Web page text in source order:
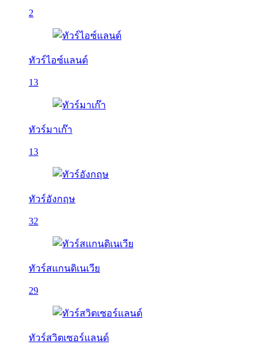
2
ทัวร์ไอซ์แลนด์
13
ทัวร์มาเก๊า
13
ทัวร์อังกฤษ
32
ทัวร์สแกนดิเนเวีย
29
ทัวร์สวิตเซอร์แลนด์